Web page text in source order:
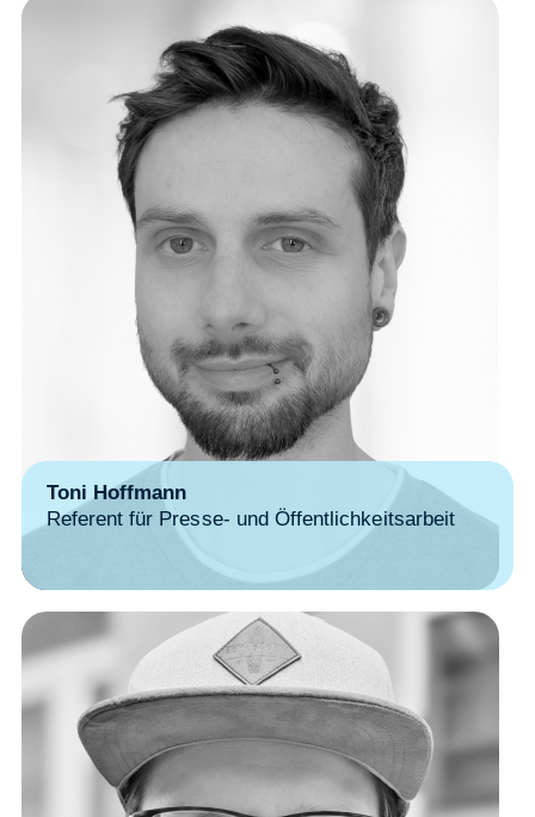
Toni Hoffmann
Referent für Presse- und Öffentlichkeitsarbeit